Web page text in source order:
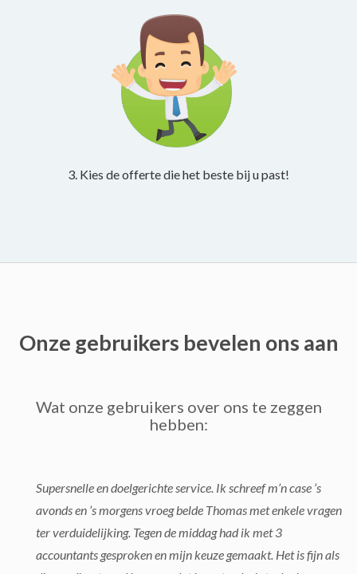
3. Kies de offerte die het beste bij u past!
Onze gebruikers bevelen ons aan
Wat onze gebruikers over ons te zeggen
hebben:
Supersnelle en doelgerichte service. Ik schreef m’n case ’s
avonds en ’s morgens vroeg belde Thomas met enkele vragen
ter verduidelijking. Tegen de middag had ik met 3
accountants gesproken en mijn keuze gemaakt. Het is fijn als